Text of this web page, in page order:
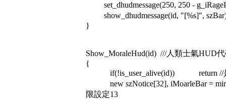
set_dhudmessage(250, 250 -
show_dhudmessage(id, "[%s]",
}
Show_MoraleHud(id) ///人類士氣HUD
{
if(!is_user_alive(id)) return //
new szNotice[32], iMoarleBar =
限設定13